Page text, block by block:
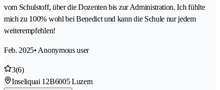
vom Schulstoff, über die Dozenten bis zur Administration. Ich fühlte
mich zu 100% wohl bei Benedict und kann die Schule nur jedem
weiterempfehlen!
Feb. 2025• Anonymous user
3(6)
Inseliquai 12B6005 Luzern